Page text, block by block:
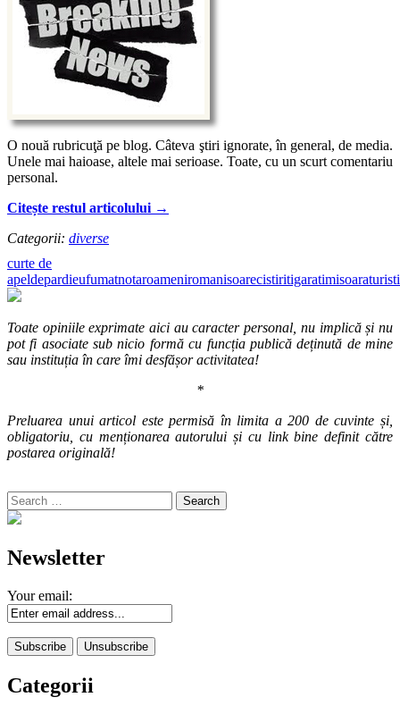
O nouă rubricuţă pe blog. Câteva ştiri ignorate, în general, de media.
Unele mai haioase, altele mai serioase. Toate, cu un scurt comentariu
personal.
Citește restul articolului →
Categorii: diverse
curte de
apeldepardieufumatnotaroameniromanisoarecistiritigaratimisoaraturisti
Toate opiniile exprimate aici au caracter personal, nu implică și nu
pot fi asociate sub nicio formă cu funcția publică deținută de mine
sau instituția în care îmi desfășor activitatea!
*
Preluarea unui articol este permisă în limita a 200 de cuvinte și,
obligatoriu, cu menționarea autorului și cu link bine definit către
postarea originală!
Search
for:
Newsletter
Your email:
Categorii